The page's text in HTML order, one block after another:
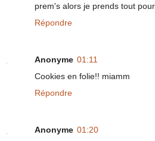
prem's alors je prends tout
Répondre
Anonyme 01:11
Cookies en folie!! miamm
Répondre
Anonyme 01:20